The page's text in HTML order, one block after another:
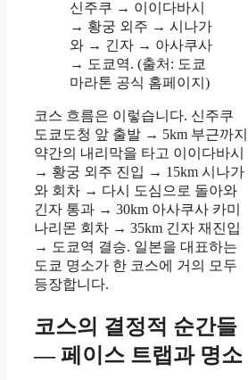
신주쿠 → 이이다바시
→ 황궁 외주 → 시나가
와 → 긴자 → 아사쿠사
→ 도쿄역. (출처: 도쿄
마라톤 공식 홈페이지)
코스 흐름은 이렇습니다. 신주쿠
도쿄도청 앞 출발 → 5km 부근까지
약간의 내리막을 타고 이이다바시
→ 황궁 외주 진입 → 15km 시나가
와 회차 → 다시 도심으로 돌아와
긴자 통과 → 30km 아사쿠사 카미
나리몬 회차 → 35km 긴자 재진입
→ 도쿄역 결승. 일본을 대표하는
도쿄 명소가 한 코스에 거의 모두
등장합니다.
코스의 결정적 순간들
— 페이스 트랩과 명소